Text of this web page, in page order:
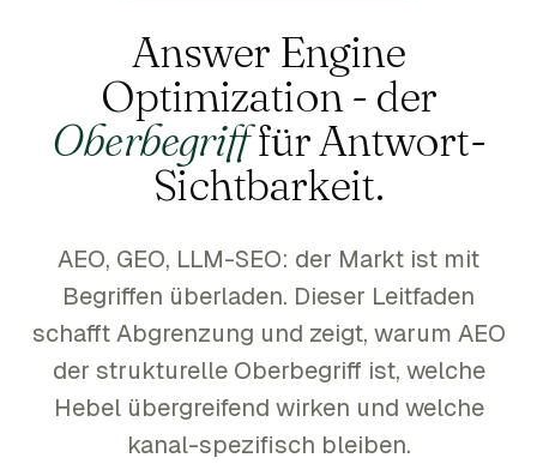
Answer Engine
Optimization - der
Oberbegrifffür Antwort-
Sichtbarkeit.
AEO, GEO, LLM-SEO: der Markt ist mit
Begriffen überladen. Dieser Leitfaden
schafft Abgrenzung und zeigt, warum AEO
der strukturelle Oberbegriff ist, welche
Hebel übergreifend wirken und welche
kanal-spezifisch bleiben.